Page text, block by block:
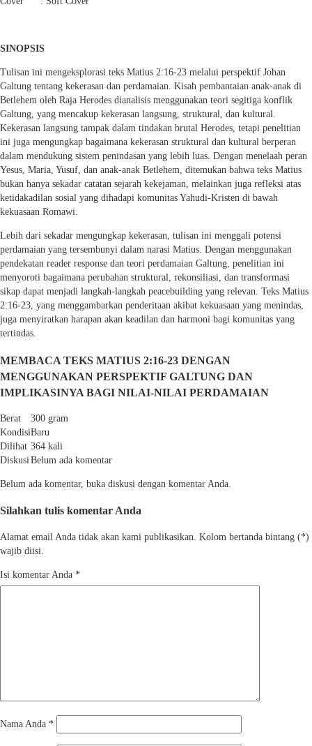
SINOPSIS
Tulisan ini mengeksplorasi teks Matius 2:16-23 melalui perspektif Johan
Galtung tentang kekerasan dan perdamaian. Kisah pembantaian anak-anak di
Betlehem oleh Raja Herodes dianalisis menggunakan teori segitiga konflik
Galtung, yang mencakup kekerasan langsung, struktural, dan kultural.
Kekerasan langsung tampak dalam tindakan brutal Herodes, tetapi penelitian
ini juga mengungkap bagaimana kekerasan struktural dan kultural berperan
dalam mendukung sistem penindasan yang lebih luas. Dengan menelaah peran
Yesus, Maria, Yusuf, dan anak-anak Betlehem, ditemukan bahwa teks Matius
bukan hanya sekadar catatan sejarah kekejaman, melainkan juga refleksi atas
ketidakadilan sosial yang dihadapi komunitas Yahudi-Kristen di bawah
kekuasaan Romawi.
Lebih dari sekadar mengungkap kekerasan, tulisan ini menggali potensi
perdamaian yang tersembunyi dalam narasi Matius. Dengan menggunakan
pendekatan reader response dan teori perdamaian Galtung, penelitian ini
menyoroti bagaimana perubahan struktural, rekonsiliasi, dan transformasi
sikap dapat menjadi langkah-langkah peacebuilding yang relevan. Teks Matius
2:16-23, yang menggambarkan penderitaan akibat kekuasaan yang menindas,
juga menyiratkan harapan akan keadilan dan harmoni bagi komunitas yang
tertindas.
MEMBACA TEKS MATIUS 2:16-23 DENGAN
MENGGUNAKAN PERSPEKTIF GALTUNG DAN
IMPLIKASINYA BAGI NILAI-NILAI PERDAMAIAN
Berat
300 gram
KondisiBaru
Dilihat 364 kali
DiskusiBelum ada komentar
Belum ada komentar, buka diskusi dengan komentar Anda.
Silahkan tulis komentar Anda
Alamat email Anda tidak akan kami publikasikan. Kolom bertanda bintang (*)
wajib diisi.
Isi komentar Anda *
Nama Anda *